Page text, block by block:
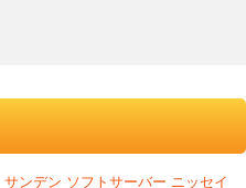
サンデン ソフトサーバー ニッセイ